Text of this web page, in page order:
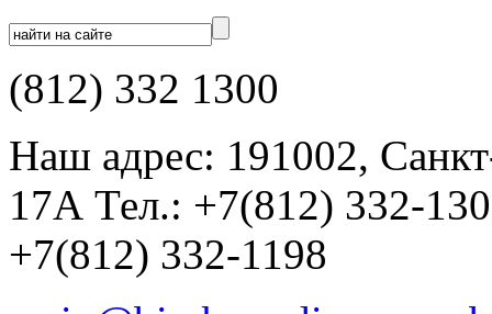
(812) 332 1300
Наш адрес: 191002,
17А Тел.: +7(812) 332-
+7(812) 332-1198